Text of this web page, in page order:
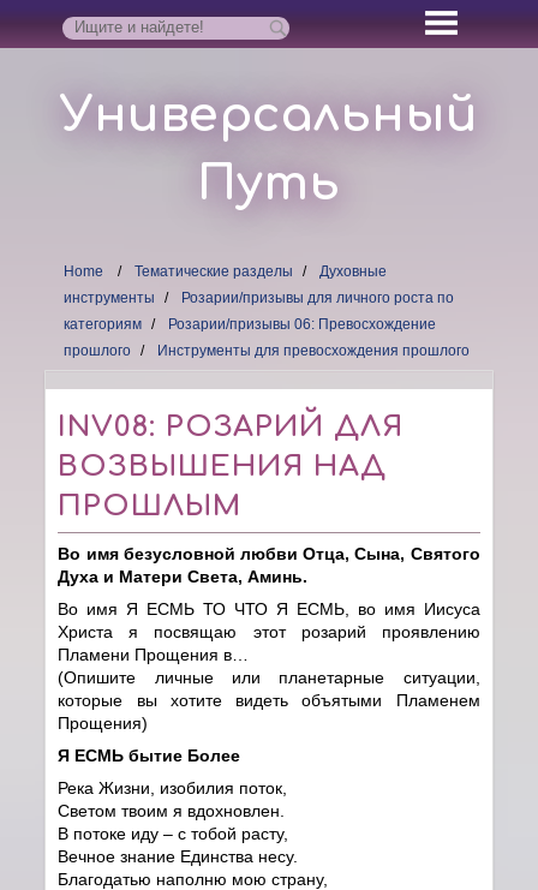
Универсальный
Путь
Home Тематические разделы
Духовные
инструменты
Розарии/призывы для личного роста по
категориям
Розарии/призывы 06: Превосхождение
прошлого
Инструменты для превосхождения прошлого
INV08: РОЗАРИЙ ДЛЯ
ВОЗВЫШЕНИЯ НАД
ПРОШЛЫМ
Во имя безусловной любви Отца, Сына, Святого
Духа и Матери Света, Аминь.
Во имя Я ЕСМЬ ТО ЧТО Я ЕСМЬ, во имя Иисуса
Христа я посвящаю этот розарий проявлению
Пламени Прощения в…
(Опишите личные или планетарные ситуации,
которые вы хотите видеть объятыми Пламенем
Прощения)
Я ЕСМЬ бытие Более
Река Жизни, изобилия поток,
Светом твоим я вдохновлен.
В потоке иду – с тобой расту,
Вечное знание Единства несу.
Благодатью наполню мою страну,